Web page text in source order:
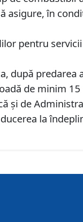
asigure, în
pentru
după
de minim 15
și de
la